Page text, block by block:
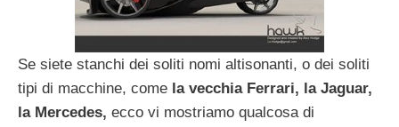
Se siete stanchi dei soliti nomi altisonanti, o dei soliti
tipi di macchine, come la vecchia Ferrari, la Jaguar,
la Mercedes, ecco vi mostriamo qualcosa di